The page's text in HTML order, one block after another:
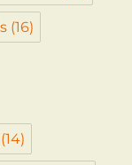
(16)
(14)